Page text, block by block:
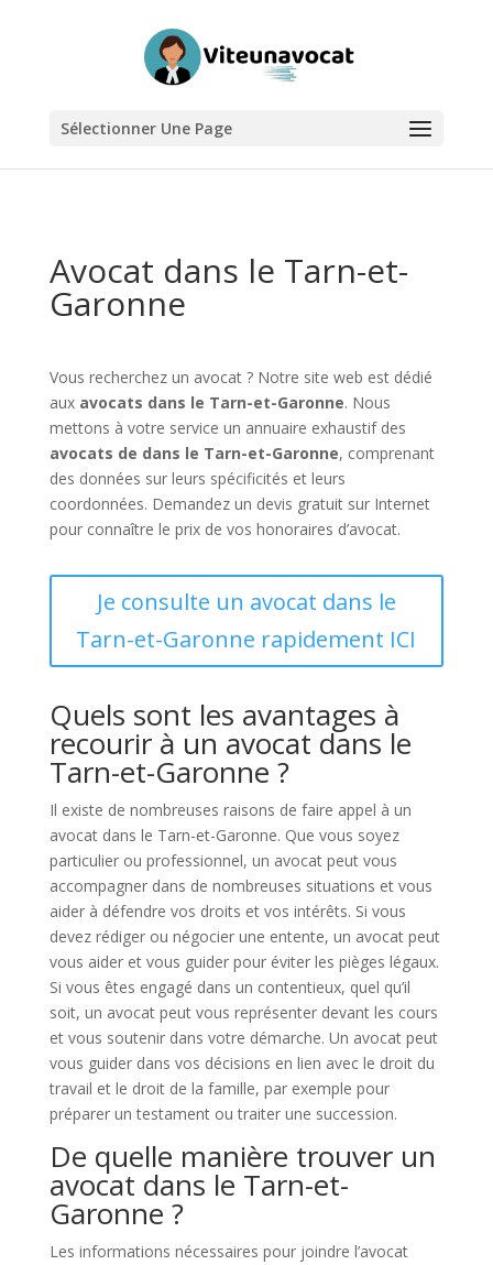
Sélectionner Une Page
Avocat dans le Tarn-et-
Garonne
Vous recherchez un avocat ? Notre site web est dédié
aux avocats dans le Tarn-et-Garonne. Nous
mettons à votre service un annuaire exhaustif des
avocats de dans le Tarn-et-Garonne, comprenant
des données sur leurs spécificités et leurs
coordonnées. Demandez un devis gratuit sur Internet
pour connaître le prix de vos honoraires d’avocat.
Je consulte un avocat dans le
Tarn-et-Garonne rapidement ICI
Quels sont les avantages à
recourir à un avocat dans le
Tarn-et-Garonne ?
Il existe de nombreuses raisons de faire appel à un
avocat dans le Tarn-et-Garonne. Que vous soyez
particulier ou professionnel, un avocat peut vous
accompagner dans de nombreuses situations et vous
aider à défendre vos droits et vos intérêts. Si vous
devez rédiger ou négocier une entente, un avocat peut
vous aider et vous guider pour éviter les pièges légaux.
Si vous êtes engagé dans un contentieux, quel qu’il
soit, un avocat peut vous représenter devant les cours
et vous soutenir dans votre démarche. Un avocat peut
vous guider dans vos décisions en lien avec le droit du
travail et le droit de la famille, par exemple pour
préparer un testament ou traiter une succession.
De quelle manière trouver un
avocat dans le Tarn-et-
Garonne ?
Les informations nécessaires pour joindre l’avocat